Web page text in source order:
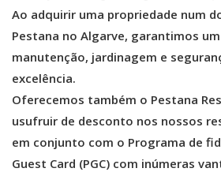
Ao adquirir uma propriedade num
Pestana no Algarve, garantimos
manutenção, jardinagem e
excelência.
Oferecemos também o Pestana
usufruir de desconto nos nossos
em conjunto com o Programa de
Guest Card (PGC) com inúmeras